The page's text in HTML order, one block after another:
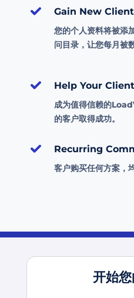
Gain New
您的个人资料将被
问目录，让您每月被
Help Your
成为值得信赖的
的客户取得成功。
Recurring
客户购买任何方案，
开始